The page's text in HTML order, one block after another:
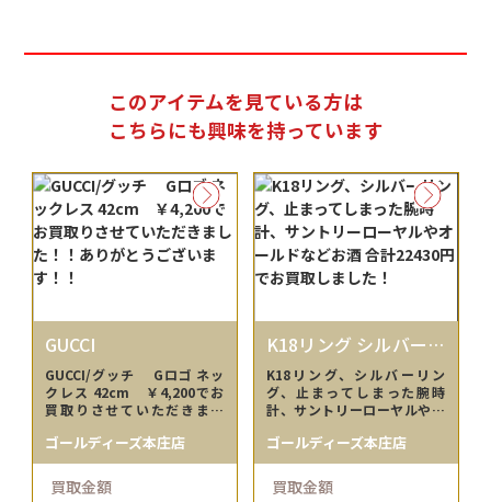
このアイテムを見ている方は
こちらにも興味を持っています
GUCCI
GUCCI/グッチ Gロゴ ネッ
クレス 42cm ￥4,200でお
買取りさせていただきまし
す！！
ゴールディーズ本庄店
買取金額
K18リング シルバーリ
ング
K18リング、シルバーリン
グ、止まってしまった腕時
計、サントリーローヤルやオ
でお買取しました！
ゴールディーズ本庄店
買取金額